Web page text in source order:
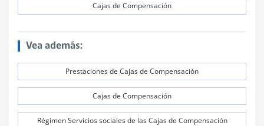
Cajas de Compensación
Vea además:
Prestaciones de Cajas de Compensación
Cajas de Compensación
Régimen Servicios sociales de las Cajas de Compensación